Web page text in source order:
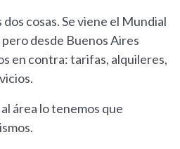
dos cosas. Se viene el Mundial
desde Buenos Aires
en contra: tarifas, alquileres,
área lo tenemos que